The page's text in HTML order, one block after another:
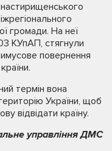
громади. На неї
КУпАП, стягнули
повернення
термін вона
України, щоб
відвідати країну.
управління ДМС